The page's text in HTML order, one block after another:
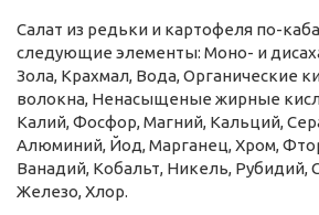
Салат из редьки и картофеля по-
следующие элементы: Моно- и
Зола, Крахмал, Вода, Органические
волокна, Ненасыщеные жирные
Калий, Фосфор, Магний, Кальций,
Алюминий, Йод, Марганец, Хром,
Ванадий, Кобальт, Никель, Рубидий,
Железо, Хлор.